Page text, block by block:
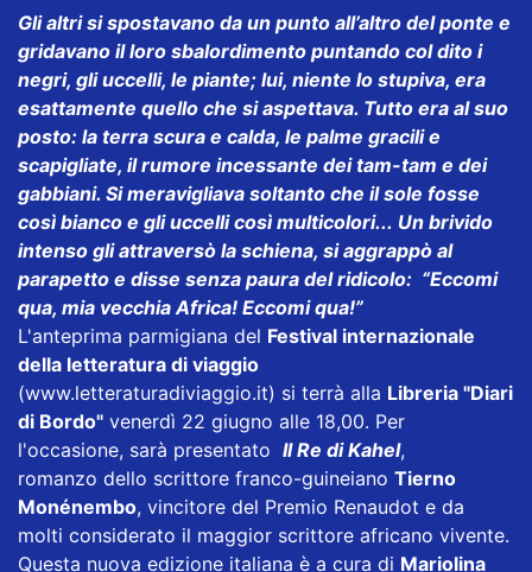
Gli altri si spostavano da un punto all’altro del ponte e
gridavano il loro sbalordimento puntando col dito i
negri, gli uccelli, le piante; lui, niente lo stupiva, era
esattamente quello che si aspettava. Tutto era al suo
posto: la terra scura e calda, le palme gracili e
scapigliate, il rumore incessante dei tam-tam e dei
gabbiani. Si meravigliava soltanto che il sole fosse
così bianco e gli uccelli così multicolori... Un brivido
intenso gli attraversò la schiena, si aggrappò al
parapetto e disse senza paura del ridicolo: “Eccomi
qua, mia vecchia Africa! Eccomi qua!”
L'anteprima parmigiana del Festival internazionale
della letteratura di viaggio
(www.letteraturadiviaggio.it) si terrà alla Libreria "Diari
di Bordo" venerdì 22 giugno alle 18,00. Per
l'occasione, sarà presentato Il Re di Kahel,
romanzo dello scrittore franco-guineiano Tierno
Monénembo, vincitore del Premio Renaudot e da
molti considerato il maggior scrittore africano vivente.
Questa nuova edizione italiana è a cura di Mariolina